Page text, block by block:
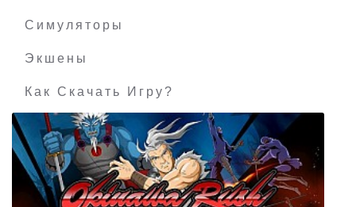
Симуляторы
Экшены
Как Скачать Игру?